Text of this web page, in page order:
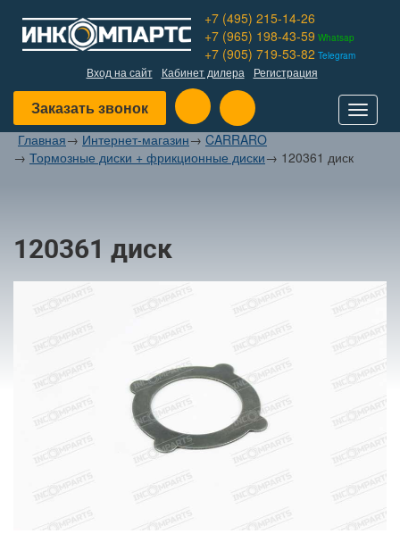
+7 (495) 215-14-26
+7 (965) 198-43-59 Whatsap
+7 (905) 719-53-82 Telegram
Вход на сайт Кабинет дилера Регистрация
Заказать звонок
Toggle
Главная→ Интернет-магазин→ CARRARO
→ Тормозные диски + фрикционные диски→ 120361 диск
120361 диск